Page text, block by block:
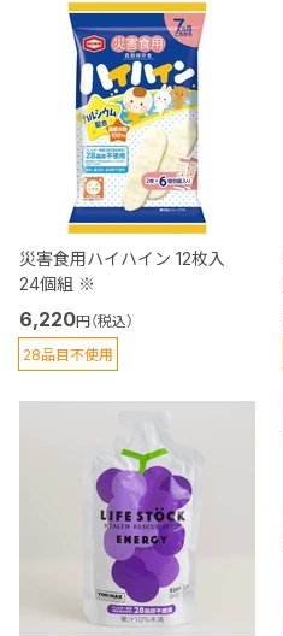
災害食用ハイハイン 12枚入
24個組 ※
6,220円（税込）
28品目不使用